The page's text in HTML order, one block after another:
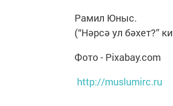
Рамил Юныс.
(“Нәрсә ул бәхет?”
Фото - Pixabay.com
http://muslumirc.ru